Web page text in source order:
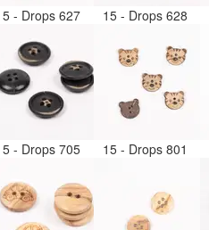
- Drops 627 15 - Drops 628
- Drops 705 15 - Drops 801